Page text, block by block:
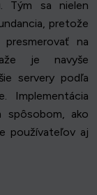
Tým sa nielen
pretože
na
je navyše
servery podľa
Implementácia
spôsobom, ako
používateľov aj